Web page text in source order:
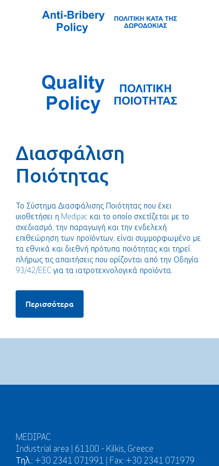
Διασφάλιση
Ποιότητας
Το Σύστημα Διασφάλισης Ποιότητας που έχει
υιοθετήσει η Medipac και το οποίο σχετίζεται με το
σχεδιασμό, την παραγωγή και την ενδελεχή
επιθεώρηση των προϊόντων, είναι συμμορφωμένο με
τα εθνικά και διεθνή πρότυπα ποιότητας και τηρεί
πλήρως τις απαιτήσεις που ορίζονται από την Οδηγία
93/42/EEC για τα ιατροτεχνολογικά προϊόντα.
Περισσότερα
MEDIPAC
Industrial area | 61100 - Kilkis, Greece
Τηλ.: +30 2341 071991 | Fax: +30 2341 071979